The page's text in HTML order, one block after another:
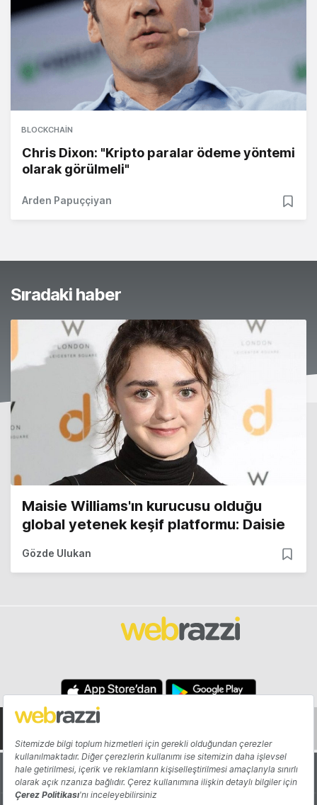
BLOCKCHAIN
Chris Dixon: "Kripto paralar ödeme yöntemi
olarak görülmeli"
Arden Papuççiyan
Sıradaki haber
Maisie Williams'ın kurucusu olduğu
global yetenek keşif platformu: Daisie
Gözde Ulukan
Hakkında Yazarlar